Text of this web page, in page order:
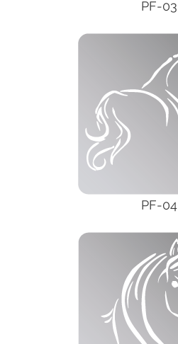
PF-03
PF-04